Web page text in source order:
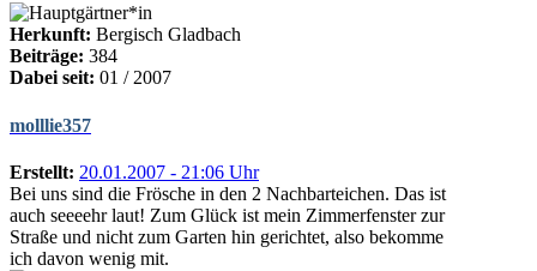
Herkunft: Bergisch Gladbach
Beiträge: 384
Dabei seit: 01 / 2007
molllie357
Erstellt: 20.01.2007 - 21:06 Uhr
Bei uns sind die Frösche in den 2 Nachbarteichen. Das ist
auch seeeehr laut! Zum Glück ist mein Zimmerfenster zur
Straße und nicht zum Garten hin gerichtet, also bekomme
ich davon wenig mit.